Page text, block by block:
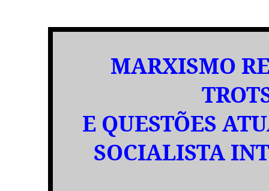
MARXISMO
E QUESTÕES
SOCIALISTA